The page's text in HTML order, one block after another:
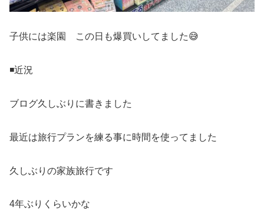
子供には楽園 この日も爆買いしてました😅
◾️近況
ブログ久しぶりに書きました
最近は旅行プランを練る事に時間を使ってました
久しぶりの家族旅行です
4年ぶりくらいかな